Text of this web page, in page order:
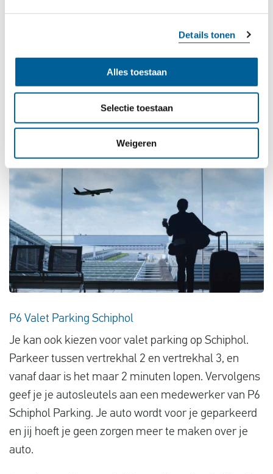
Details tonen
Alles toestaan
Selectie toestaan
Weigeren
De parkeerplaats biedt voldoende ruimte aan
P3 Schiphol is dus een goede optie
vlucht vertraging heeft.
P6 Valet Parking Schiphol
Je kan ook kiezen voor valet parking op Schiphol.
Parkeer tussen vertrekhal 2 en vertrekhal 3, en
vanaf daar is het maar 2 minuten lopen. Vervolgens
geef je je autosleutels aan een medewerker van P6
Schiphol Parking. Je auto wordt voor je geparkeerd
en jij hoeft je geen zorgen meer te maken over je
auto.